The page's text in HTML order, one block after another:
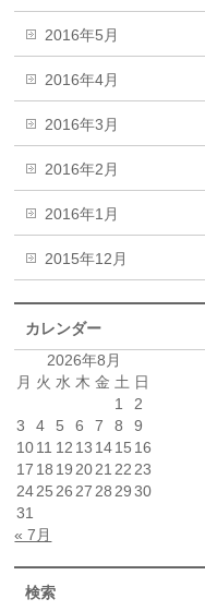
2016年5月
2016年4月
2016年3月
2016年2月
2016年1月
2015年12月
カレンダー
2026年8月
月 火 水 木 金 土 日
1
2
3
4 5 6 7 8
9
1011 12 13 1415 16
17 18 19 2021 22 23
2425 26 27 28 29 30
31
« 7月
検索